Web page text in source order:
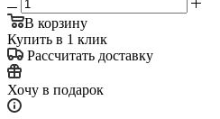
В корзину
Купить в 1 клик
Рассчитать доставку
Хочу в подарок